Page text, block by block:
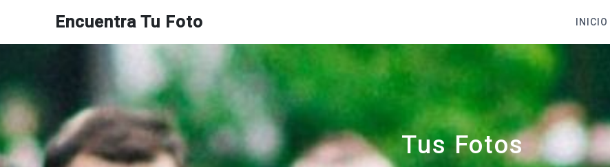
Encuentra Tu Foto INICIO
Tus Fotos